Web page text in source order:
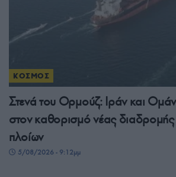
ΚΟΣΜΟΣ
Στενά του Ορμούζ: Ιράν και
στον καθορισμό νέας διαδρομής
πλοίων
5/08/2026 - 9:12μμ